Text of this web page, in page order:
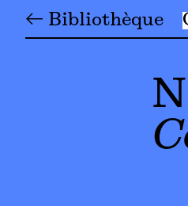
← Bibliothèque